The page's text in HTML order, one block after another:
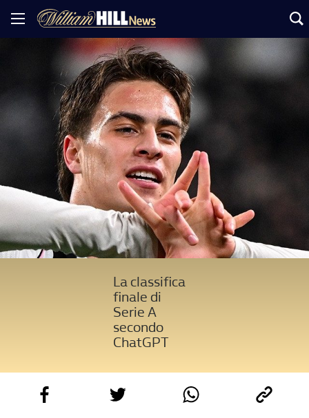
La classifica
finale di
Serie A
secondo
ChatGPT